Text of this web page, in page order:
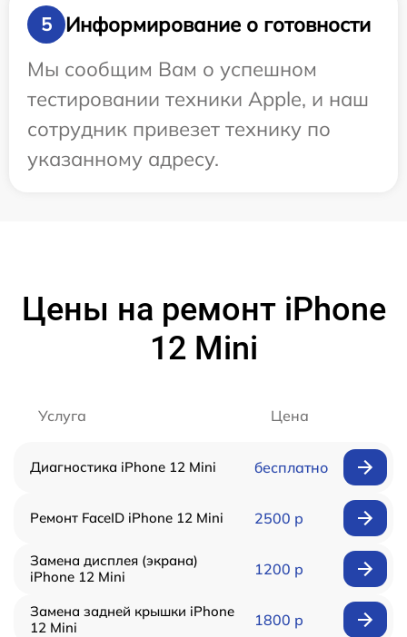
5
Информирование о готовности
Мы сообщим Вам о успешном
тестировании техники Apple, и наш
сотрудник привезет технику по
указанному адресу.
Цены на ремонт iPhone
12 Mini
Услуга Цена
Диагностика iPhone 12 Mini бесплатно
Ремонт FaceID iPhone 12 Mini 2500 р
Замена дисплея (экрана)
iPhone 12 Mini
1200 р
Замена задней крышки iPhone
12 Mini
1800 р